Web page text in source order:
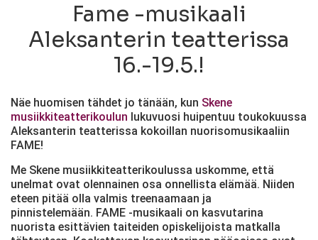
Fame -musikaali
Aleksanterin teatterissa
16.-19.5.!
Näe huomisen tähdet jo tänään, kun Skene
musiikkiteatterikoulun lukuvuosi huipentuu toukokuussa
Aleksanterin teatterissa kokoillan nuorisomusikaaliin
FAME!
Me Skene musiikkiteatterikoulussa uskomme, että
unelmat ovat olennainen osa onnellista elämää. Niiden
eteen pitää olla valmis treenaamaan ja
pinnistelemään. FAME -musikaali on kasvutarina
nuorista esittävien taiteiden opiskelijoista matkalla